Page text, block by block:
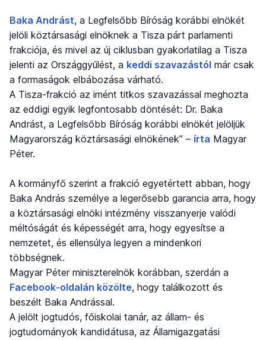
Baka Andrást, a Legfelsőbb Bíróság korábbi elnökét
jelöli köztársasági elnöknek a Tisza párt parlamenti
frakciója, és mivel az új ciklusban gyakorlatilag a Tisza
jelenti az Országgyűlést, a keddi szavazástól már csak
a formaságok elbábozása várható.
A Tisza-frakció az imént titkos szavazással meghozta
az eddigi egyik legfontosabb döntését: Dr. Baka
Andrást, a Legfelsőbb Bíróság korábbi elnökét jelöljük
Magyarország köztársasági elnökének” – írta Magyar
Péter.
A kormányfő szerint a frakció egyetértett abban, hogy
Baka András személye a legerősebb garancia arra, hogy
a köztársasági elnöki intézmény visszanyerje valódi
méltóságát és képességét arra, hogy egyesítse a
nemzetet, és ellensúlya legyen a mindenkori
többségnek.
Magyar Péter miniszterelnök korábban, szerdán a
Facebook-oldalán közölte, hogy találkozott és
beszélt Baka Andrással.
A jelölt jogtudós, főiskolai tanár, az állam- és
jogtudományok kandidátusa, az Államigazgatási